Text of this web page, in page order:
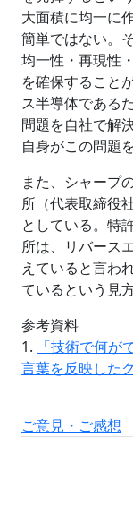
大面積に均一に
簡単ではない。
均一性・再現性
を確保すること
ス半導体である
問題を自社で解
自身がこの問題
また、シャープ
所（代表取締役
としている。特
所は、リバース
えていると言わ
ているという見
参考資料
1.
「技術で何
言葉を反映した
ご意見・ご感想